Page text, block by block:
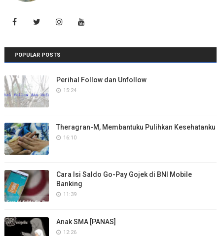
POPULAR POSTS
Perihal Follow dan Unfollow
15:24
Theragran-M, Membantuku Pulihkan Kesehatanku
16:10
Cara Isi Saldo Go-Pay Gojek di BNI Mobile
Banking
11:39
Anak SMA [PANAS]
12:26